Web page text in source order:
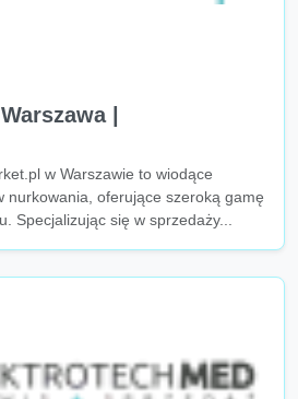
|
w Warszawie to wiodące
nurkowania, oferujące szeroką gamę
Specjalizując się w sprzedaży...